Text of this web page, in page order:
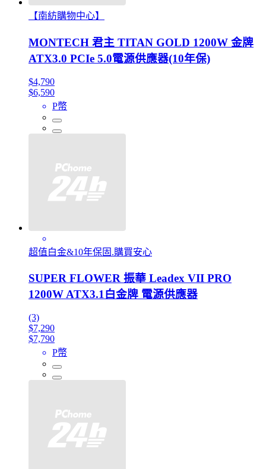
【南紡購物中心】
MONTECH 君主 TITAN GOLD 1200W 金牌
ATX3.0 PCIe 5.0電源供應器(10年保)
$4,790
$6,590
P幣
超值白金&10年保固.購買安心
SUPER FLOWER 振華 Leadex VII PRO
1200W ATX3.1白金牌 電源供應器
(3)
$7,290
$7,790
P幣